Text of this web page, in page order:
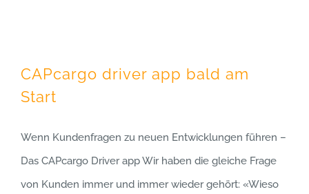
CAPcargo driver app bald am
Start
Wenn Kundenfragen zu neuen Entwicklungen führen –
Das CAPcargo Driver app Wir haben die gleiche Frage
von Kunden immer und immer wieder gehört: «Wieso